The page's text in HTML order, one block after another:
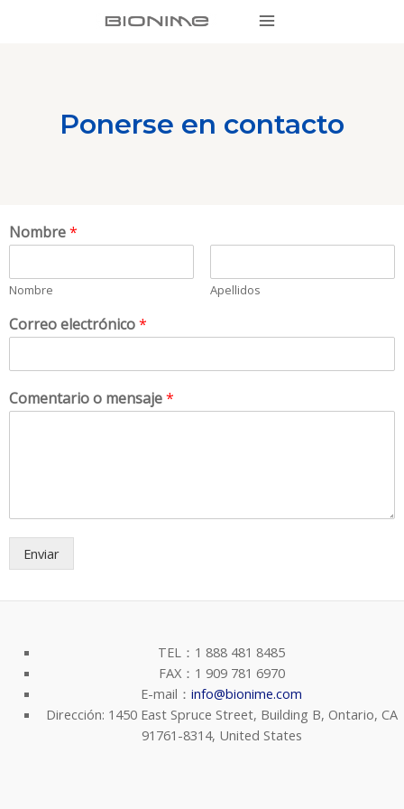
Ponerse en contacto
Nombre*
Nombre Apellidos
Correo electrónico*
Comentario o mensaje*
Enviar
TEL：1 888 481 8485
FAX：1 909 781 6970
E-mail：info@bionime.com
Dirección: 1450 East Spruce Street, Building B, Ontario, CA
91761-8314, United States